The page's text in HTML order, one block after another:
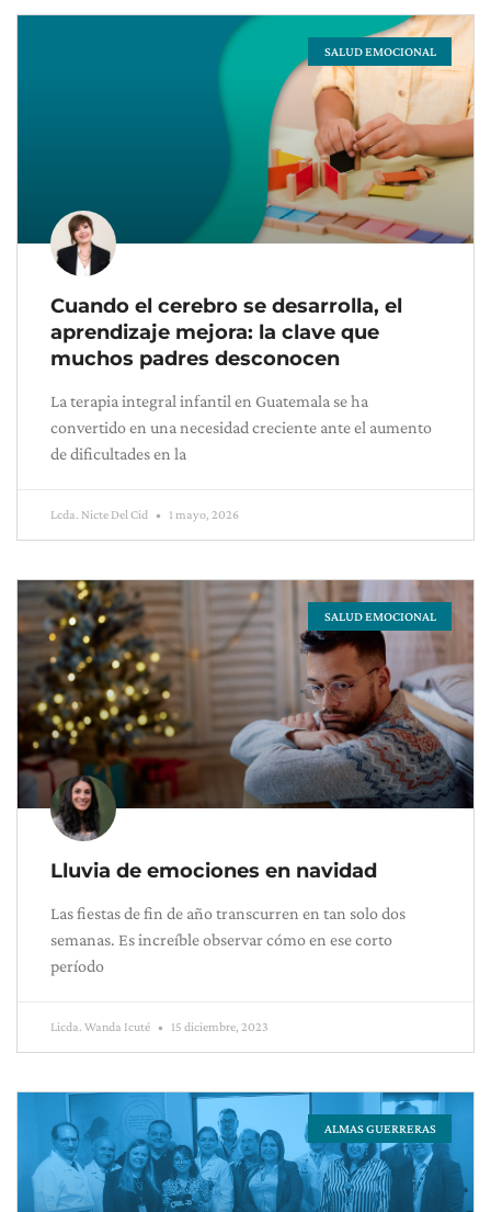
SALUD EMOCIONAL
Cuando el cerebro se desarrolla, el
aprendizaje mejora: la clave que
muchos padres desconocen
La terapia integral infantil en Guatemala se ha
convertido en una necesidad creciente ante el aumento
de dificultades en la
Lcda. Nicte Del Cid 1 mayo, 2026
SALUD EMOCIONAL
Lluvia de emociones en navidad
Las fiestas de fin de año transcurren en tan solo dos
semanas. Es increíble observar cómo en ese corto
período
Licda. Wanda Icuté 15 diciembre, 2023
ALMAS GUERRERAS